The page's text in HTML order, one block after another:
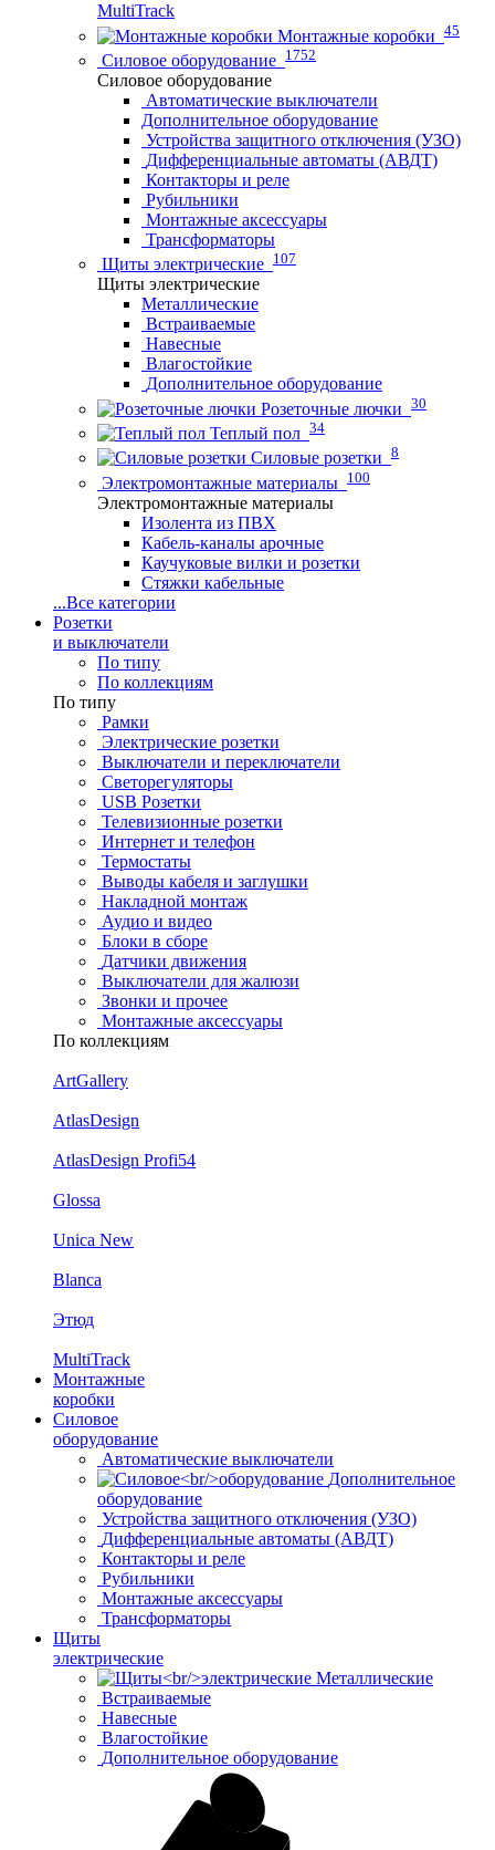
MultiTrack
Монтажные коробки 45
Силовое оборудование 1752
Силовое оборудование
Автоматические выключатели
Дополнительное оборудование
Устройства защитного отключения (УЗО)
Дифференциальные автоматы (АВДТ)
Контакторы и реле
Рубильники
Монтажные аксессуары
Трансформаторы
Щиты электрические 107
Щиты электрические
Металлические
Встраиваемые
Навесные
Влагостойкие
Дополнительное оборудование
Розеточные лючки 30
Теплый пол 34
Силовые розетки 8
Электромонтажные материалы 100
Электромонтажные материалы
Изолента из ПВХ
Кабель-каналы арочные
Каучуковые вилки и розетки
Стяжки кабельные
...Все категории
Розетки
и выключатели
По типу
По коллекциям
По типу
Рамки
Электрические розетки
Выключатели и переключатели
Светорегуляторы
USB Розетки
Телевизионные розетки
Интернет и телефон
Термостаты
Выводы кабеля и заглушки
Накладной монтаж
Аудио и видео
Блоки в сборе
Датчики движения
Выключатели для жалюзи
Звонки и прочее
Монтажные аксессуары
По коллекциям
ArtGallery
AtlasDesign
AtlasDesign Profi54
Glossa
Unica New
Blanca
Этюд
MultiTrack
Монтажные
коробки
Силовое
оборудование
Автоматические выключатели
Дополнительное
оборудование
Устройства защитного отключения (УЗО)
Дифференциальные автоматы (АВДТ)
Контакторы и реле
Рубильники
Монтажные аксессуары
Трансформаторы
Щиты
электрические
Металлические
Встраиваемые
Навесные
Влагостойкие
Дополнительное оборудование